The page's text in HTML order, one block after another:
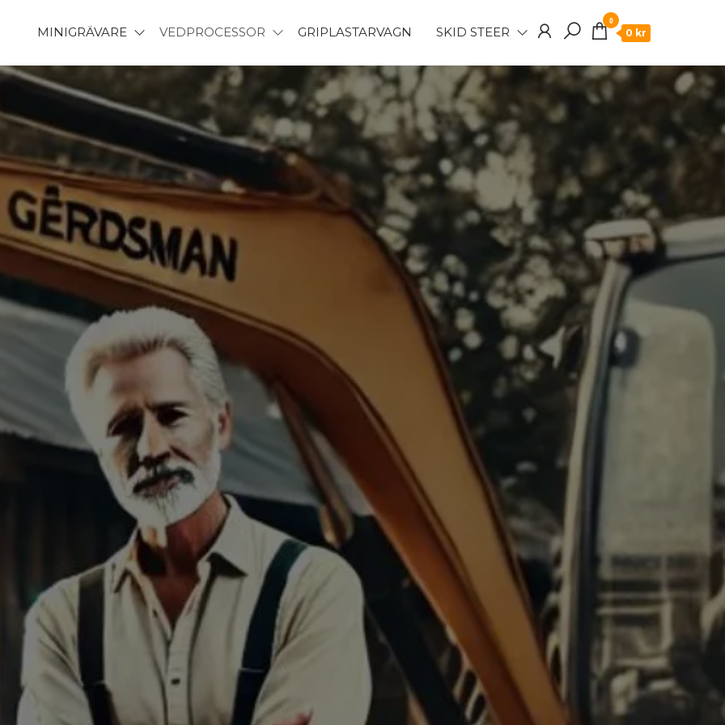
MINIGRÄVARE VEDPROCESSOR GRIPLASTARVAGN SKID STEER
0
0 kr